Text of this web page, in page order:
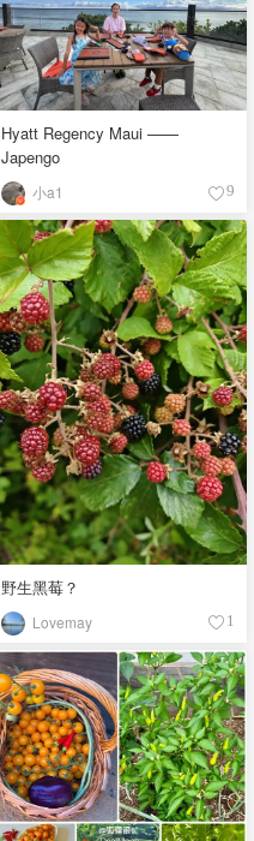
Hyatt Regency Maui ——
Japengo
小a1 9
野生黑莓？
Lovemay 1